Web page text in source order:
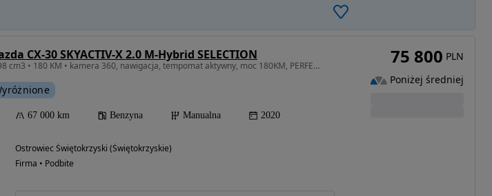
CX-30 SKYACTIV-X 2.0 M-Hybrid SELECTION
1998 cm3 • 180 KM • kamera 360, nawigacja, tempomat aktywny, moc 180KM, PERFEKCYJNA
67 000 km Benzyna Manualna 2020
Ostrowiec Świętokrzyski (Świętokrzyskie)
Firma • Podbite
75 800 PLN
Poniżej średniej